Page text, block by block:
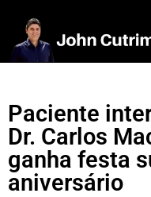
Paciente
Dr. Carlos
ganha festa
aniversário